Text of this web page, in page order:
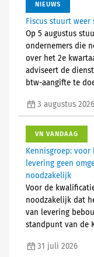
NIEUWS
Fiscus stuurt weer
Op 5 augustus
ondernemers die
over het 2e
adviseert de
btw-aangifte te
3 augustus 2026
VN VANDAAG
Kennisgroep:
levering geen
noodzakelijk
Voor de
noodzakelijk dat
van levering
standpunt van de
31 juli 2026